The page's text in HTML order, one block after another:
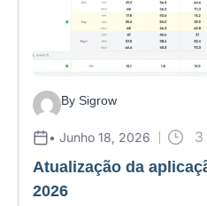
By Sigrow
• Junho 18, 2026
3
Atualização da
2026